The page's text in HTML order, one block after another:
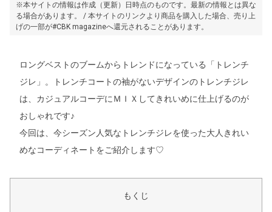
※本サイトの情報は作成（更新）日時点のものです。最新の情報とは異な
る場合があります。 / 本サイトのリンクより商品を購入した場合、売り上
げの一部が#CBK magazineへ還元されることがあります。
ロングベストのブームからトレンドになっている「トレンチ
ジレ」。トレンチコートの袖がないデザインのトレンチジレ
は、カジュアルコーデにＭＩＸしてきれいめに仕上げるのが
おしゃれです♪
今回は、今シーズン人気なトレンチジレを使った大人きれい
めなコーディネートをご紹介します♡
もくじ